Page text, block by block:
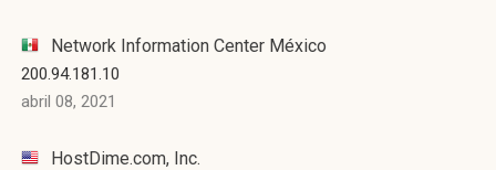
Network Information Center México
200.94.181.10
abril 08, 2021
HostDime.com, Inc.